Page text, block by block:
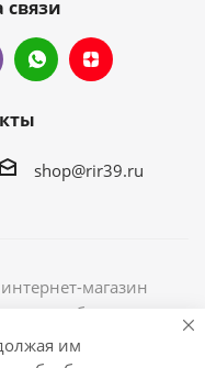
связи
shop@rir39.ru
магазин
об авторских
Рогов
им